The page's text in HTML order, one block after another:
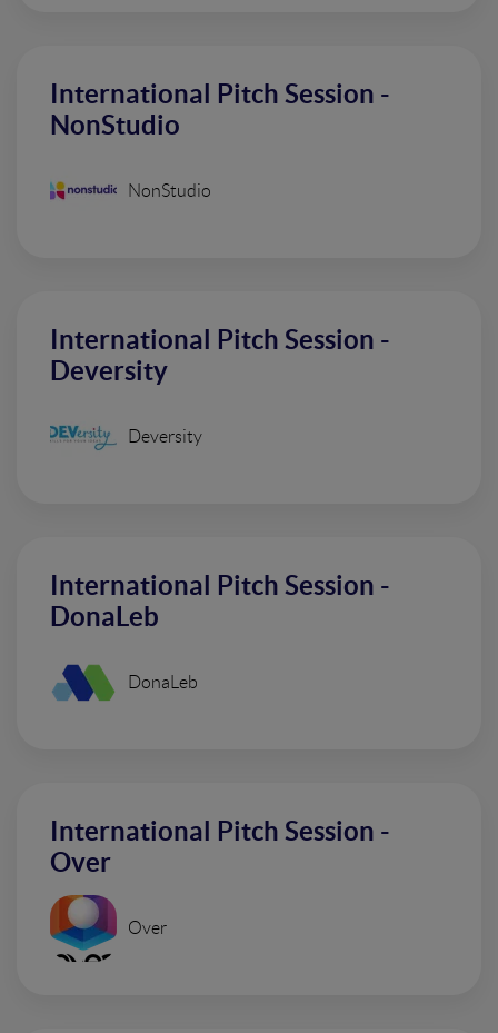
International Pitch Session -
NonStudio
NonStudio
International Pitch Session -
Deversity
Deversity
International Pitch Session -
DonaLeb
DonaLeb
International Pitch Session -
Over
Over